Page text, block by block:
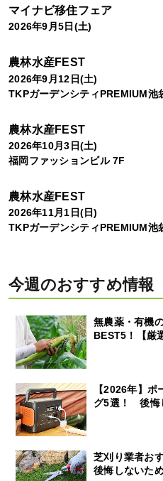
マイナビ移住フェア
2026年9月5日(土)
農林水産FEST
2026年9月12日(土)
TKPガーデンシティPREMIUM池
農林水産FEST
2026年10月3日(土)
福岡ファッションビル 7F
農林水産FEST
2026年11月1日(日)
TKPガーデンシティPREMIUM池
今週のおすすめ情報
無農薬・有機
BEST5！【厳
【2026年】
グ5選！ 後悔
芝刈り業者お
後悔しないた